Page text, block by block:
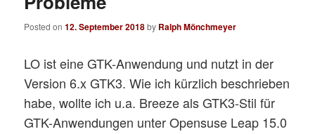
Posted on12. September 2018by Ralph Mönchmeyer
LO ist eine GTK-Anwendung und nutzt in der
Version 6.x GTK3. Wie ich kürzlich beschrieben
habe, wollte ich u.a. Breeze als GTK3-Stil für
GTK-Anwendungen unter Opensuse Leap 15.0